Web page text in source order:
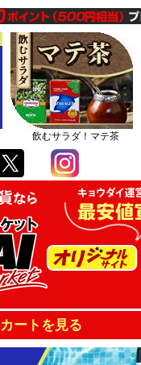
飲むサラダ！マテ茶
カートを見る